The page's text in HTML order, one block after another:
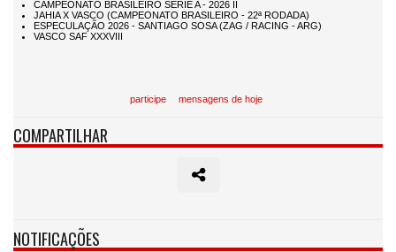
participe mensagens de hoje
COMPARTILHAR
NOTIFICAÇÕES